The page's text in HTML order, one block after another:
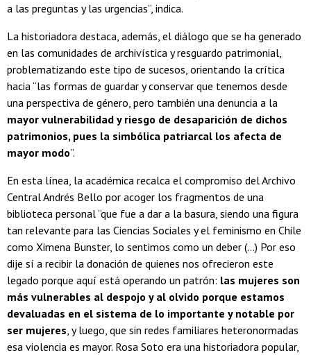
a las preguntas y las urgencias”, indica.
La historiadora destaca, además, el diálogo que se ha generado
en las comunidades de archivística y resguardo patrimonial,
problematizando este tipo de sucesos, orientando la crítica
hacia “las formas de guardar y conservar que tenemos desde
una perspectiva de género, pero también una denuncia a la
mayor vulnerabilidad y riesgo de desaparición de dichos
patrimonios, pues la simbólica patriarcal los afecta de
mayor modo”.
En esta línea, la académica recalca el compromiso del Archivo
Central Andrés Bello por acoger los fragmentos de una
biblioteca personal “que fue a dar a la basura, siendo una figura
tan relevante para las Ciencias Sociales y el feminismo en Chile
como Ximena Bunster, lo sentimos como un deber (...) Por eso
dije sí a recibir la donación de quienes nos ofrecieron este
legado porque aquí está operando un patrón: las mujeres son
más vulnerables al despojo y al olvido porque estamos
devaluadas en el sistema de lo importante y notable por
ser mujeres, y luego, que sin redes familiares heteronormadas
esa violencia es mayor. Rosa Soto era una historiadora popular,